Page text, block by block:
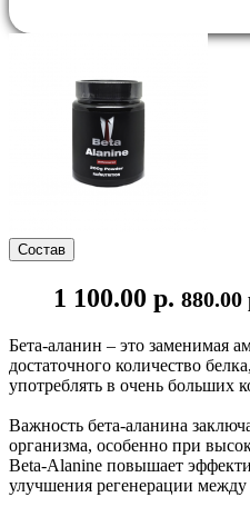
Состав
1 100.00 р. 880.00
Бета-аланин – это заменимая
достаточного количество
употреблять в очень больших
Важность бета-аланина
организма, особенно при
Beta-Alanine повышает
улучшения регенерации